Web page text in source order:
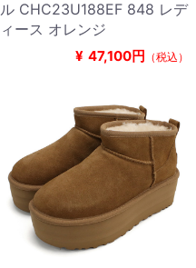
ル CHC23U188EF 848 レデ
ィース オレンジ
¥ 47,100円 （税込）